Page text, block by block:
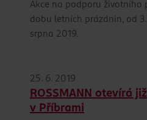
Akce na podporu životního
dobu letních prázdnin, od 3.
srpna 2019.
25. 6. 2019
ROSSMANN otevírá
v Příbrami